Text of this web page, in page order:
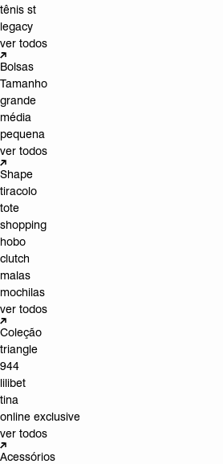
tênis st
legacy
ver todos
Bolsas
Tamanho
grande
média
pequena
ver todos
Shape
tiracolo
tote
shopping
hobo
clutch
malas
mochilas
ver todos
Coleção
triangle
944
lilibet
tina
online exclusive
ver todos
Acessórios